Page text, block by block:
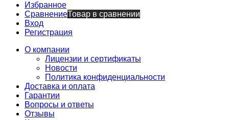
Избранное
СравнениеТовар в сравнении
Вход
Регистрация
О компании
Лицензии и сертификаты
Новости
Политика конфиденциальности
Доставка и оплата
Гарантии
Вопросы и ответы
Отзывы